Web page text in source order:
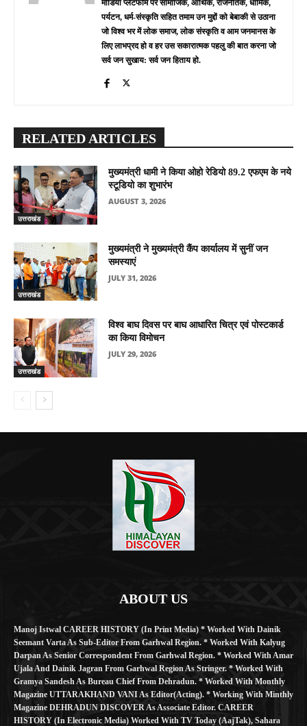
मीडिया प्लेटफॉर्म पर सामाजिक, आर्थिक, राजनैतिक, धार्मिक,
पर्यटन, धर्म-संस्कृति सहित तमाम उन मुद्दों को बेबाकी से उठाना
जो विश्व भर में लोक समाज, लोक संस्कृति व आम जनमानस के
लिए लाभप्रद हो व हर उस सकारात्मक पहलु की बात करना जो
सर्व जन सुखाय: सर्व जन हिताय हो.
RELATED ARTICLES
उत्तराखंड
मुख्यमंत्री धामी ने किया ओहो रेडियो 89.2 एफएम के नये
स्टूडियो का शुभारंभ
AUGUST 3, 2026
उत्तराखंड
मुख्यमंत्री ने मुख्यमंत्री कैंप कार्यालय में सुनीं जन
समस्याएं
JULY 31, 2026
उत्तराखंड
विश्व बाघ दिवस पर बाघ आधारित चित्र एवं पोस्टकार्ड
का किया विमोचन
JULY 29, 2026
ABOUT US
Manoj Istwal CAREER HISTORY (in Print Media) * Worked With Dainik
Seemant Varta As Sub-Editor From Garhwal Region. * Worked With Kalyug
Darpan As Senior Correspondent From Garhwal Region. * Worked With Amar
Ujala And Dainik Jagran From Garhwal Region As Stringer. * Worked With
Gramya Sandesh As Bureau Chief From Dehradun. * Worked With Monthly
Magazine UTTARAKHAND VANI As Editor(Acting). * Working With Minthly
Magazine DEHRADUN DISCOVER As Associate Editor. CAREER
HISTORY (in Electronic Media) Worked With TV Today (AajTak), Sahara